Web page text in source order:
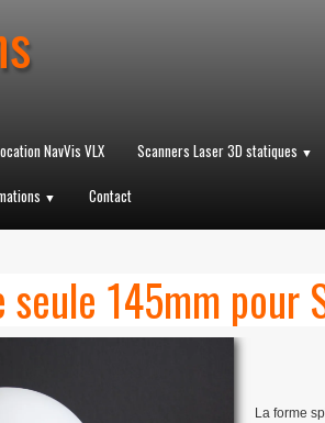
NavVis VLX Scanners Laser 3D statiques ▼
▼ Contact
seule 145mm pour
La forme